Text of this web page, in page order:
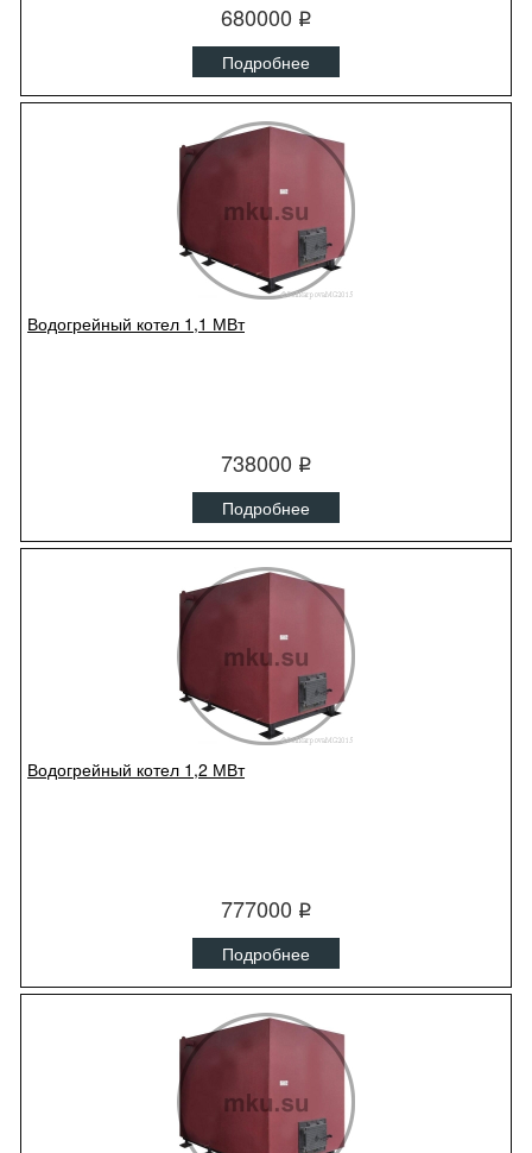
680000 q
Подробнее
Водогрейный котел 1,1 МВт
738000 q
Подробнее
Водогрейный котел 1,2 МВт
777000 q
Подробнее